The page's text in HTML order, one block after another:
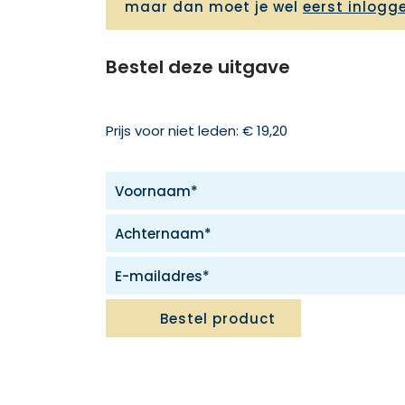
maar dan moet je wel eerst
Bestel deze uitgave
Prijs voor niet leden: € 19,20
Bestel product